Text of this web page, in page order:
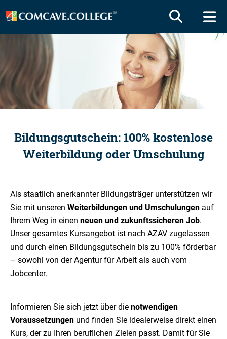
Bildungsgutschein: 100% kostenlose
Weiterbildung oder Umschulung
Als staatlich anerkannter Bildungsträger unterstützen wir
Sie mit unseren Weiterbildungen und Umschulungen auf
Ihrem Weg in einen neuen und zukunftssicheren Job.
Unser gesamtes Kursangebot ist nach AZAV zugelassen
und durch einen Bildungsgutschein bis zu 100% förderbar
– sowohl von der Agentur für Arbeit als auch vom
Jobcenter.
Informieren Sie sich jetzt über die notwendigen
Voraussetzungen und finden Sie idealerweise direkt einen
Kurs, der zu Ihren beruflichen Zielen passt. Damit für Sie